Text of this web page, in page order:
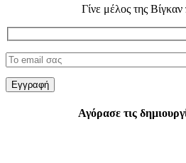
Γίνε μέλος της
Αγόρασε τις